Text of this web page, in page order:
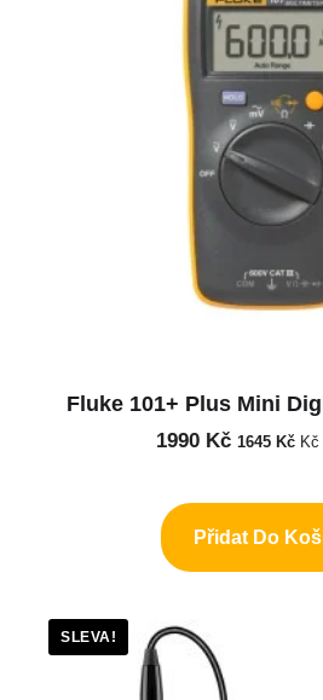
Fluke 101+ Plus Mini
1990 Kč 1645 KčKč
Přidat Do
SLEVA!